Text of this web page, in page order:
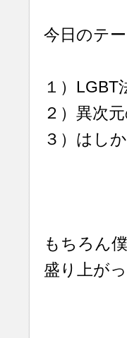
今日のテ
１）LGBT
２）異次
３）はしか
もちろん
盛り上が